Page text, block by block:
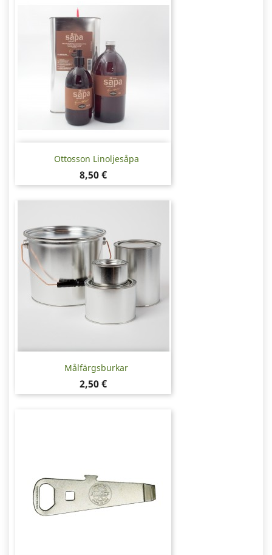
Ottosson Linoljesåpa
Pris
8,50 €
Målfärgsburkar
Pris
2,50 €